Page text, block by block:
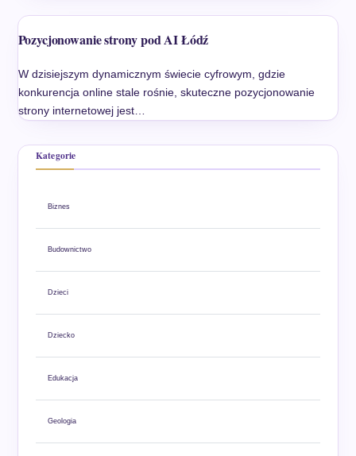
Pozycjonowanie strony pod AI Łódź
W dzisiejszym dynamicznym świecie cyfrowym, gdzie
konkurencja online stale rośnie, skuteczne pozycjonowanie
strony internetowej jest…
Kategorie
Biznes
Budownictwo
Dzieci
Dziecko
Edukacja
Geologia